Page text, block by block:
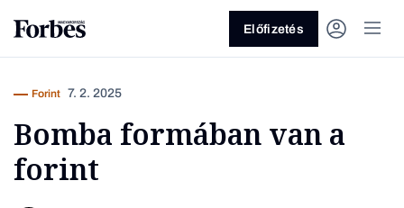
Előfizetés
Forint 7. 2. 2025
Bomba formában van a
forint